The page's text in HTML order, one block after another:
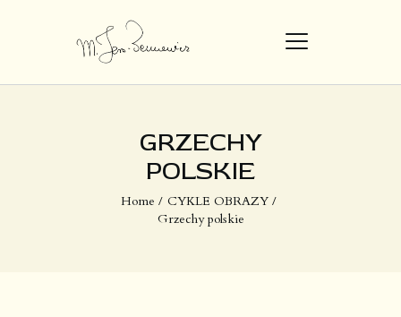
GRZECHY
POLSKIE
Home
CYKLE OBRAZY
Grzechy polskie
STRONA GŁÓWNA
O MNIE